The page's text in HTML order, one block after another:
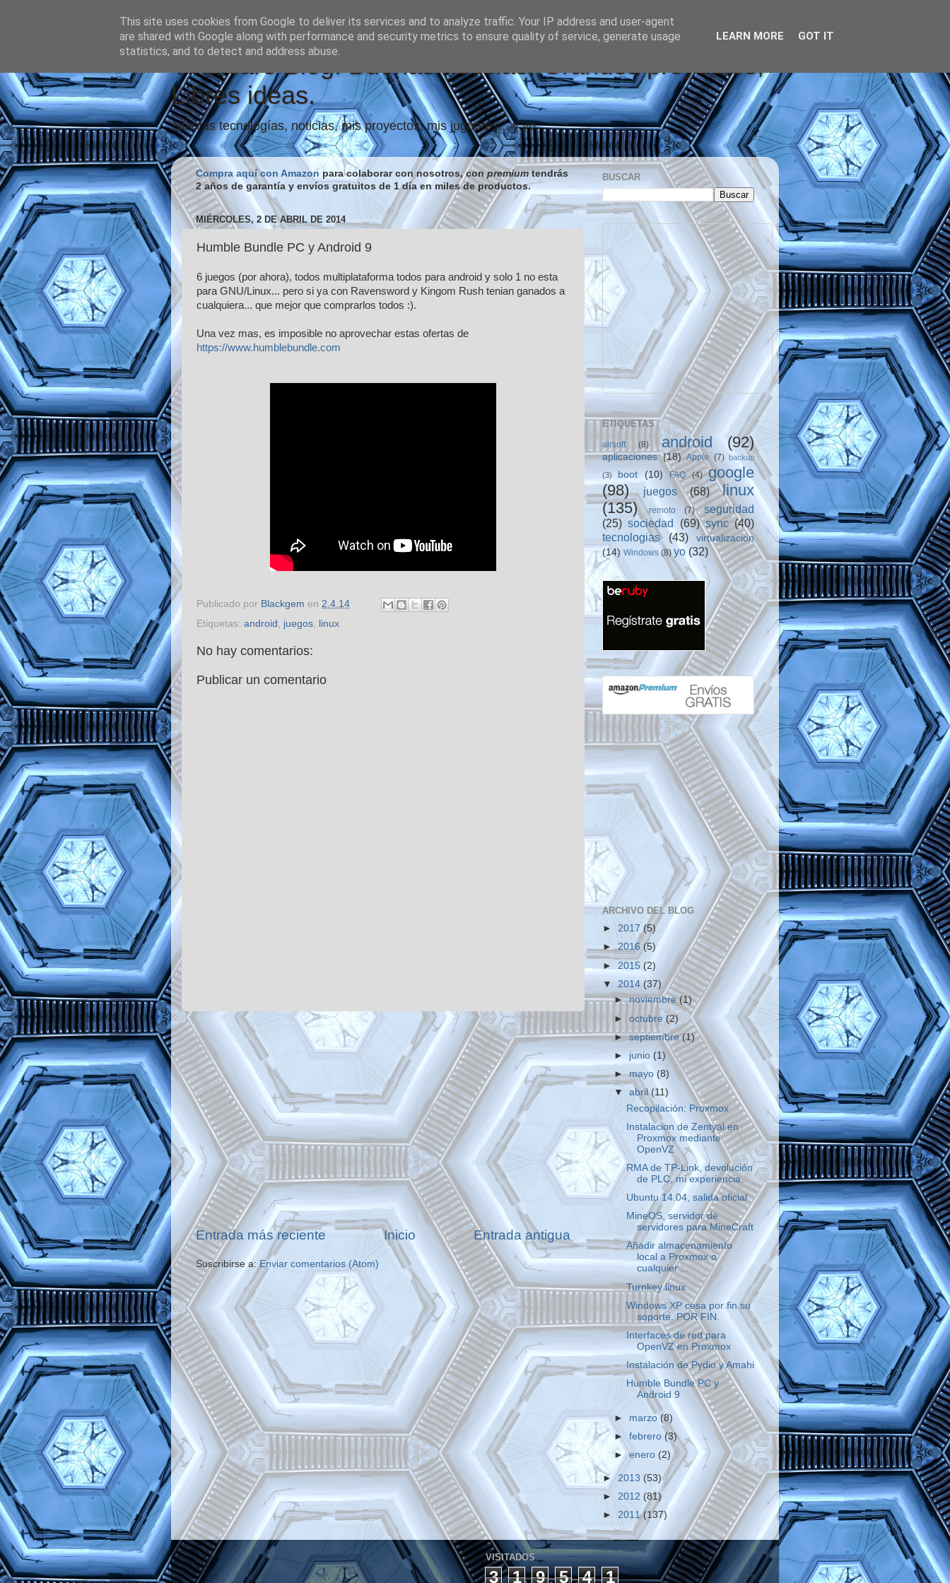
Vindicare Blog: Buenas noticias, Grandes proyectos,
Libres ideas.
Nuevas tecnologías, noticias, mis proyectos, mis juguetes... y yo.
Compra aquí con Amazon para colaborar con nosotros, conpremiumtendrás
2 años de garantía y envíos gratuitos de 1 día en miles de productos.
MIÉRCOLES, 2 DE ABRIL DE 2014
Humble Bundle PC y Android 9
6 juegos (por ahora), todos multiplataforma todos para android y solo 1 no esta
para GNU/Linux... pero si ya con Ravensword y Kingom Rush tenian ganados a
cualquiera... que mejor que comprarlos todos :).
Una vez mas, es imposible no aprovechar estas ofertas de
https://www.humblebundle.com
Publicado por Blackgem en 2.4.14
Etiquetas: android , juegos, linux
No hay comentarios:
Publicar un comentario
Entrada más reciente Entrada antigua
Inicio
Suscribirse a:Enviar comentarios (Atom)
BUSCAR
ETIQUETAS
airsoft (8) android (92)
aplicaciones (18) Apple (7) backup
(3) boot (10) FAQ (4)
google
(98)
juegos (68)
linux
(135)
remoto (7)
seguridad
(25) sociedad (69) sync (40)
tecnologias
(43)
virtualizacion
(14) Windows (8) yo (32)
ARCHIVO DEL BLOG
► 2017(5)
►2016(5)
► 2015 (2)
▼ 2014 (37)
►noviembre(1)
►octubre(2)
►septiembre(1)
► junio (1)
►mayo (8)
▼abril(11)
Recopilación: Proxmox
Instalacion de Zentyal en
Proxmox mediante
OpenVZ
RMA de TP-Link, devolución
de PLC, mi experiencia.
Ubuntu 14.04, salida oficial
MineOS, servidor de
servidores para MineCraft
Añadir almacenamiento
local a Proxmox o
cualquier ...
Turnkey linux
Windows XP cesa por fin su
soporte. POR FIN.
Interfaces de red para
OpenVZ en Proxmox
Instalación de Pydio y Amahi
Humble Bundle PC y
Android 9
► marzo(8)
►febrero(3)
►enero(2)
► 2013 (53)
► 2012 (81)
► 2011(137)
VISITADOS
3 1 9 5 4 1
This site uses cookies from Google to deliver its services and to analyze traffic. Your IP address and user-agent
are shared with Google along with performance and security metrics to ensure quality of service, generate usage
statistics, and to detect and address abuse.
LEARN MORE GOT IT